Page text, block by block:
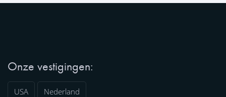
Onze vestigingen:
USA Nederland